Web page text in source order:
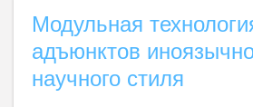
Модульная
адъюнктов
научного стиля